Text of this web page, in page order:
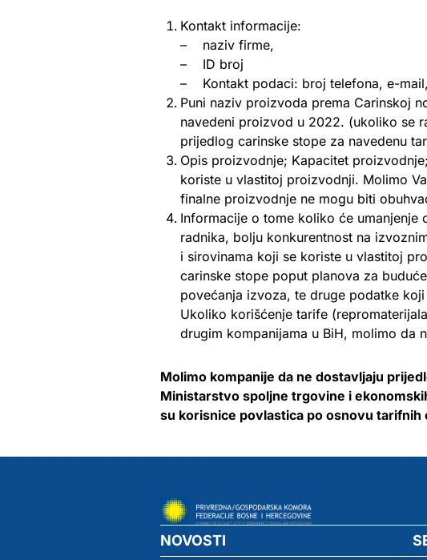
Kontakt informacije:
– naziv firme,
– ID broj
– Kontakt podaci: broj telefona, e-
Puni naziv proizvoda prema Carinskoj
navedeni proizvod u 2022. (ukoliko se
prijedlog carinske stope za navedenu
Opis proizvodnje; Kapacitet
koriste u vlastitoj proizvodnji. Molimo
finalne proizvodnje ne mogu biti
Informacije o tome koliko će umanjenje
radnika, bolju konkurentnost na
i sirovinama koji se koriste u vlastitoj
carinske stope poput planova za
povećanja izvoza, te druge podatke
Ukoliko korišćenje tarife
drugim kompanijama u BiH, molimo da
Molimo kompanije da ne dostavljaju
Ministarstvo spoljne trgovine i
su korisnice povlastica po osnovu tarifnih
NOVOSTI